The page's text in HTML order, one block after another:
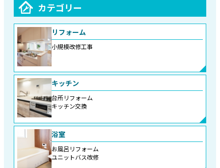
カテゴリー
リフォーム
小規模改修工事
キッチン
台所リフォーム
キッチン交換
浴室
お風呂リフォーム
ユニットバス改修